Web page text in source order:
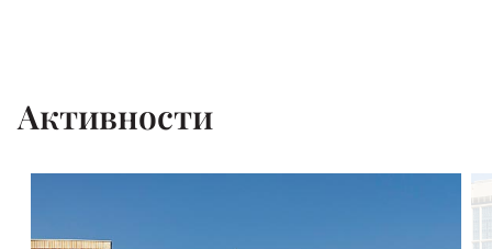
Активности